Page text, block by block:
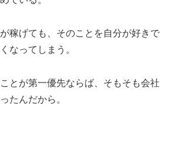
稼げても、そのことを自分が好きで
なってしまう。
とが第一優先ならば、そもそも会社
たんだから。